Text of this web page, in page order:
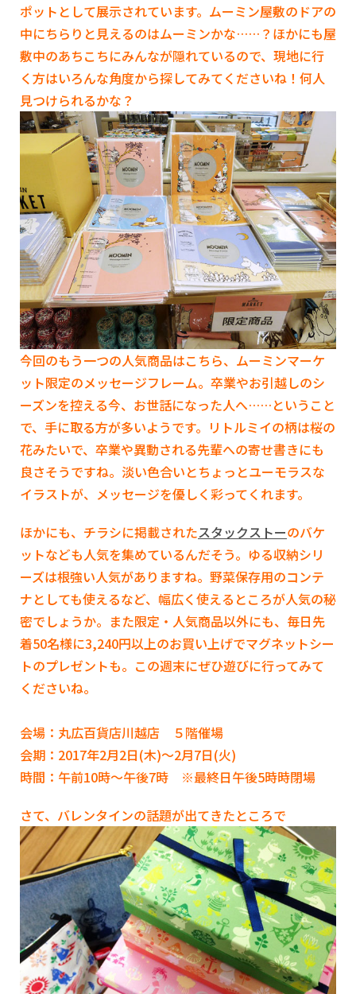
ポットとして展示されています。ムーミン屋敷のドアの
中にちらりと見えるのはムーミンかな……？ほかにも屋
敷中のあちこちにみんなが隠れているので、現地に行
く方はいろんな角度から探してみてくださいね！何人
見つけられるかな？
今回のもう一つの人気商品はこちら、ムーミンマーケ
ット限定のメッセージフレーム。卒業やお引越しのシ
ーズンを控える今、お世話になった人へ……ということ
で、手に取る方が多いようです。リトルミイの柄は桜の
花みたいで、卒業や異動される先輩への寄せ書きにも
良さそうですね。淡い色合いとちょっとユーモラスな
イラストが、メッセージを優しく彩ってくれます。
ほかにも、チラシに掲載されたスタックストーのバケ
ットなども人気を集めているんだそう。ゆる収納シリ
ーズは根強い人気がありますね。野菜保存用のコンテ
ナとしても使えるなど、幅広く使えるところが人気の秘
密でしょうか。また限定・人気商品以外にも、毎日先
着50名様に3,240円以上のお買い上げでマグネットシー
トのプレゼントも。この週末にぜひ遊びに行ってみて
くださいね。
会場：丸広百貨店川越店 ５階催場
会期：2017年2月2日(木)～2月7日(火)
時間：午前10時～午後7時 ※最終日午後5時時閉場
さて、バレンタインの話題が出てきたところで